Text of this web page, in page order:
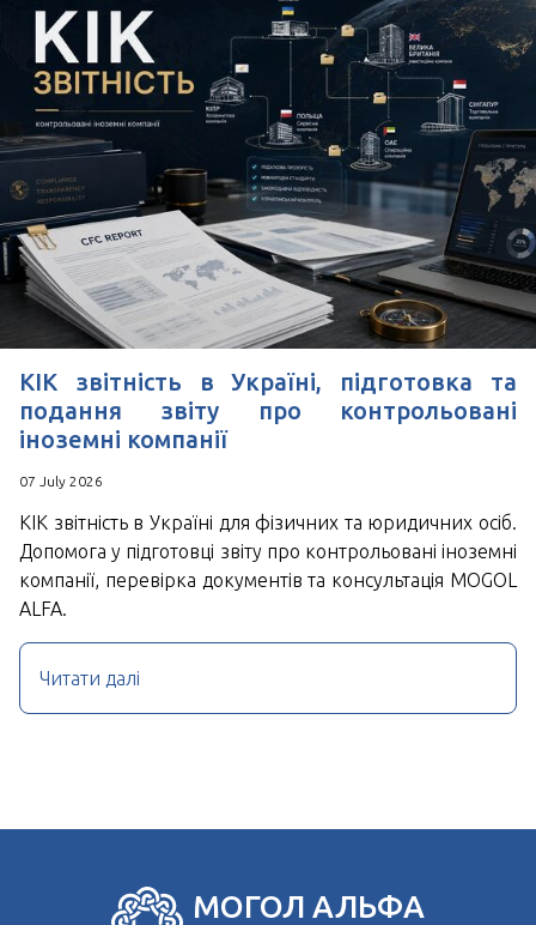
КІК звітність в Україні, підготовка та
подання звіту про контрольовані
іноземні компанії
07 July 2026
КІК звітність в Україні для фізичних та юридичних осіб.
Допомога у підготовці звіту про контрольовані іноземні
компанії, перевірка документів та консультація MOGOL
ALFA.
Читати далі
МОГОЛ АЛЬФА